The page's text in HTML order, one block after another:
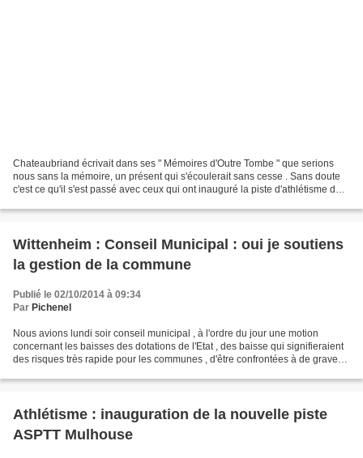
Chateaubriand écrivait dans ses " Mémoires d'Outre Tombe " que serions
nous sans la mémoire, un présent qui s'écoulerait sans cesse . Sans doute
c'est ce qu'il s'est passé avec ceux qui ont inauguré la piste d'athlétisme de
Wittenheim : Conseil Municipal : oui je soutiens
la gestion de la commune
Publié le 02/10/2014 à 09:34
Par Pichenel
Nous avions lundi soir conseil municipal , à l'ordre du jour une motion
concernant les baisses des dotations de l'Etat , des baisse qui signifieraient
des risques très rapide pour les communes , d'être confrontées à de graves
Athlétisme : inauguration de la nouvelle piste
ASPTT Mulhouse